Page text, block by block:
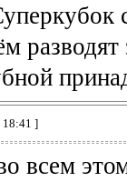
]
всем